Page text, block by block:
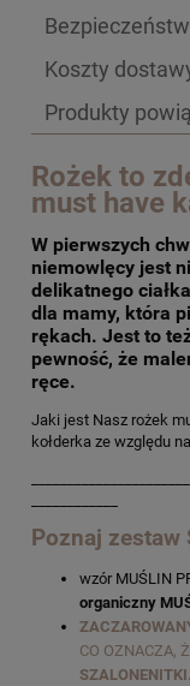
Koszty
Cena nie zawiera
Produkty
Rożek to
must have
W pierwszych
niemowlęcy jest
delikatnego
dla mamy, która
rękach. Jest to
pewność, że
ręce.
Jaki jest Nasz rożek
kołderka ze względu
Poznaj
wzór MUŚLIN
organiczny
CO OZNACZA,